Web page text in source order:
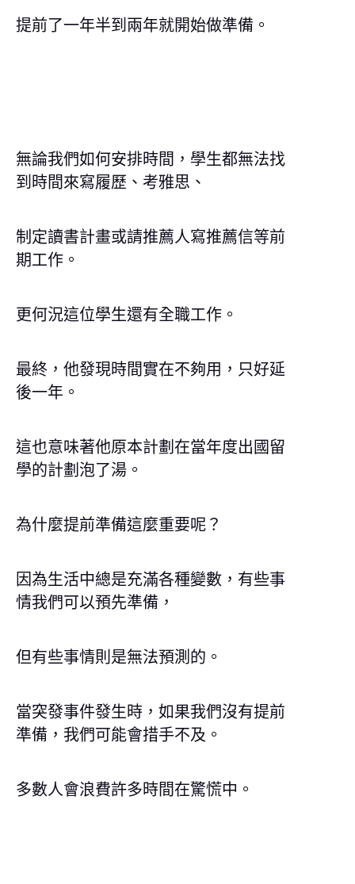
提前了一年半到兩年就開始做準備。
無論我們如何安排時間，學生都無法找
到時間來寫履歷、考雅思、
制定讀書計畫或請推薦人寫推薦信等前
期工作。
更何況這位學生還有全職工作。
最終，他發現時間實在不夠用，只好延
後一年。
這也意味著他原本計劃在當年度出國留
學的計劃泡了湯。
為什麼提前準備這麼重要呢？
因為生活中總是充滿各種變數，有些事
情我們可以預先準備，
但有些事情則是無法預測的。
當突發事件發生時，如果我們沒有提前
準備，我們可能會措手不及。
多數人會浪費許多時間在驚慌中。